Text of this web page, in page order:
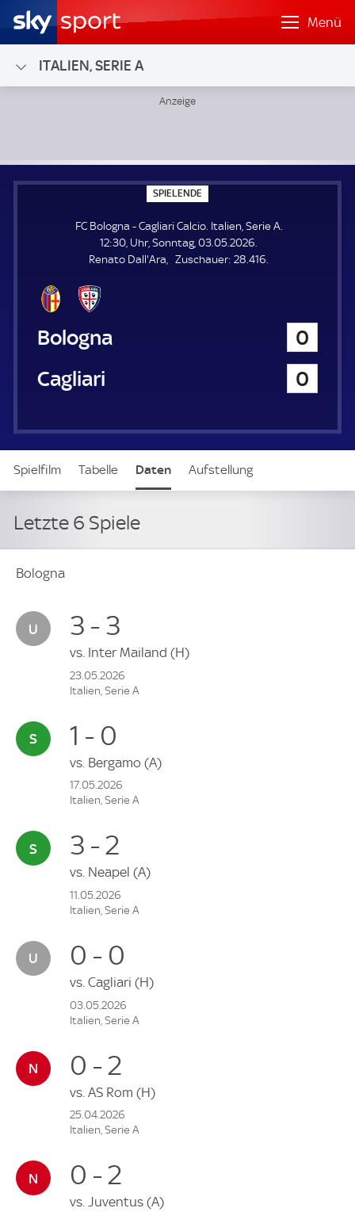
Menü
ITALIEN, SERIE A
SPIELENDE
P
E
L
E
N
FC Bologna - Cagliari Calcio. Italien, Serie A.
12:30, Uhr, Sonntag, 03.05.2026.
Renato Dall'Ara
Zuschauer: Z
28.416.
FC Bologna
0
Cagliari Calcio
0
Spielfilm Tabelle Daten Aufstellung
Letzte 6 Spiele
Bologna
3 - 3
vs. Inter Mailand (H)
23.05.2026
Italien, Serie A
1 - 0
vs. Bergamo (A)
17.05.2026
Italien, Serie A
3 - 2
vs. Neapel (A)
11.05.2026
Italien, Serie A
0 - 0
vs. Cagliari (H)
03.05.2026
Italien, Serie A
0 - 2
vs. AS Rom (H)
25.04.2026
Italien, Serie A
0 - 2
vs. Juventus (A)